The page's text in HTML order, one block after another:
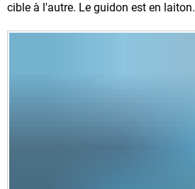
cible à l'autre. Le guidon est en laiton.